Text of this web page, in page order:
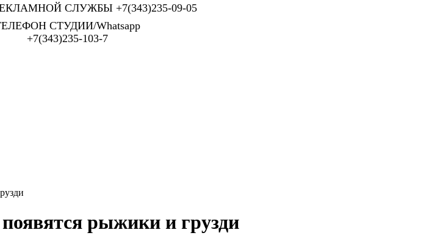
СЛУЖБЫ +7(343)235-09-05
СТУДИИ/Whatsapp
+7(343)235-103-7
рыжики и грузди